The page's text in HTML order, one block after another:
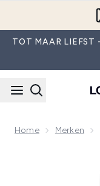
TOT MAAR LIEFST
Home Merken
Now showing image 1